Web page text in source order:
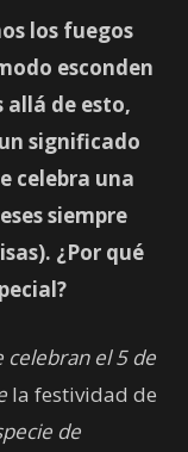
los fuegos
esconden
allá de esto,
significado
celebra una
siempre
¿Por qué
celebran el 5 de
la festividad de
de